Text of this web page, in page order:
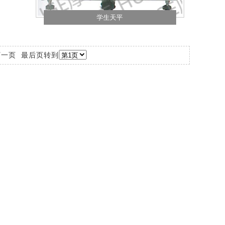
学生天平
页 最后页转到